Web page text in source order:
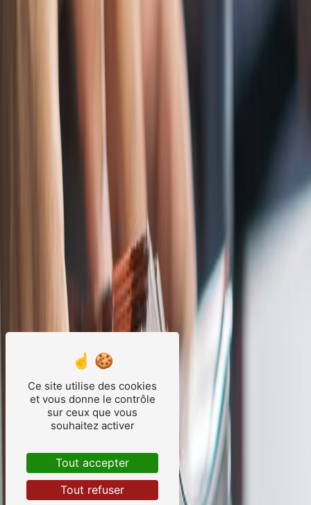
Ce site utilise des cookies
et vous donne le contrôle
sur ceux que vous
souhaitez activer
Tout accepter
Tout refuser